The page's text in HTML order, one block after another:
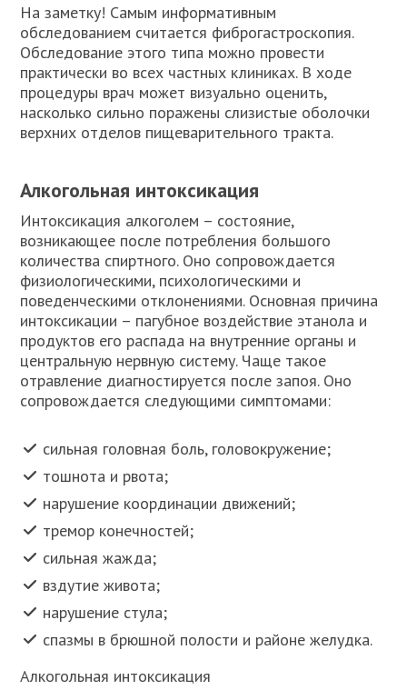
На заметку! Самым информативным
обследованием считается фиброгастроскопия.
Обследование этого типа можно провести
практически во всех частных клиниках. В ходе
процедуры врач может визуально оценить,
насколько сильно поражены слизистые оболочки
верхних отделов пищеварительного тракта.
Алкогольная интоксикация
Интоксикация алкоголем – состояние,
возникающее после потребления большого
количества спиртного. Оно сопровождается
физиологическими, психологическими и
поведенческими отклонениями. Основная причина
интоксикации – пагубное воздействие этанола и
продуктов его распада на внутренние органы и
центральную нервную систему. Чаще такое
отравление диагностируется после запоя. Оно
сопровождается следующими симптомами:
сильная головная боль, головокружение;
тошнота и рвота;
нарушение координации движений;
тремор конечностей;
сильная жажда;
вздутие живота;
нарушение стула;
спазмы в брюшной полости и районе желудка.
Алкогольная интоксикация